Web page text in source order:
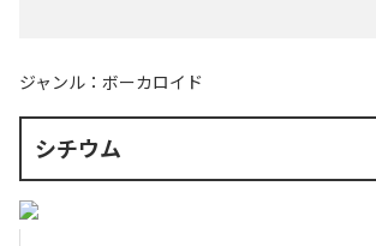
ジャンル： ボーカロイド
シチウム